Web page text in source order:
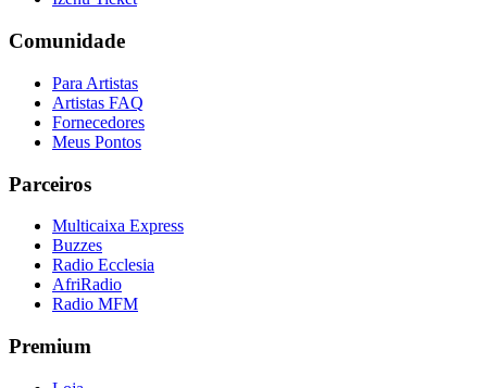
Comunidade
Para Artistas
Artistas FAQ
Fornecedores
Meus Pontos
Parceiros
Multicaixa Express
Buzzes
Radio Ecclesia
AfriRadio
Radio MFM
Premium